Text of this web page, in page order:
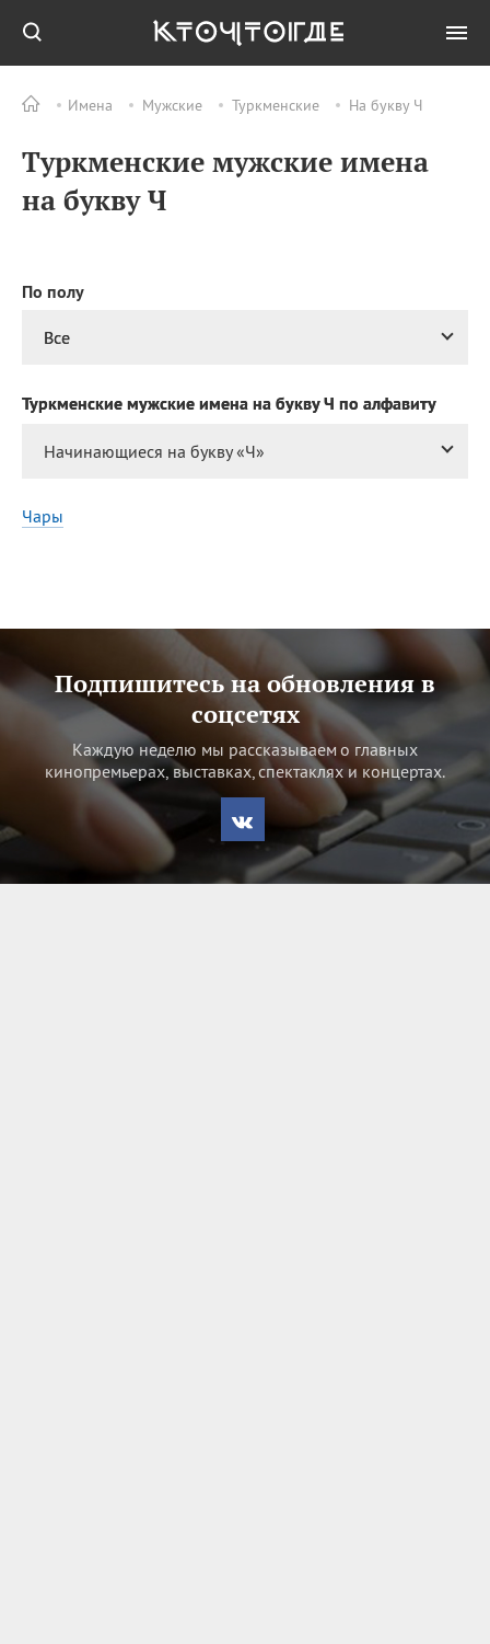
Имена Мужские Туркменские На букву Ч
Туркменские мужские имена
на букву Ч
По полу
Все
Туркменские мужские имена на букву Ч по алфавиту
Начинающиеся на букву «Ч»
Чары
Подпишитесь на обновления в
соцсетях
Каждую неделю мы рассказываем о главных
кинопремьерах, выставках, спектаклях и концертах.
ПРАЗДНИКИ Все
10.08 Празднование в честь
Еще
Алена,Анастасия,
Антонина,Еще
Посмотреть значениеи
происхождение